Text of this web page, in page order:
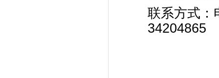
联系方式：
34204865